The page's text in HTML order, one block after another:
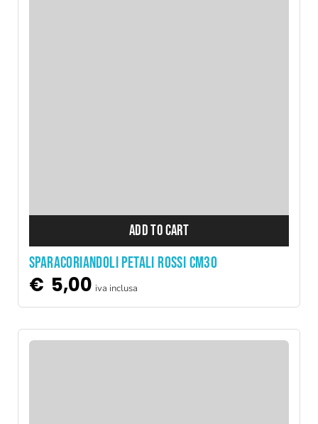
ADD TO CART
Sparacoriandoli petali rossi cm30
€ 5,00 iva inclusa